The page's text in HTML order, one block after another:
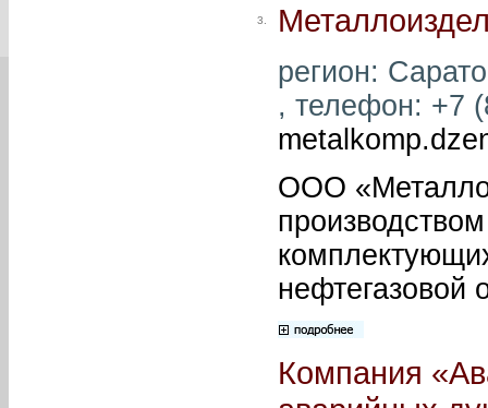
3.
регион:
, телефон: +7
ООО
нефтегазовой
Компания